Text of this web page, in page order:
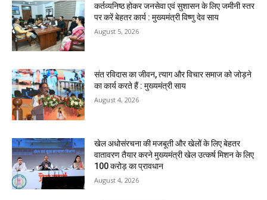
कर्तव्यनिष्ठ होकर जनसेवा एवं सुशासन के लिए जमीनी स्तर
पर करें बेहतर कार्य : मुख्यमंत्री विष्णु देव साय
August 5, 2026
संत रविदास का जीवन, त्याग और विचार समाज को जोड़ने
का कार्य करते हैं : मुख्यमंत्री साय
August 4, 2026
खेल अधोसंरचना की मजबूती और खेलों के लिए बेहतर
वातावरण तैयार करने मुख्यमंत्री खेल उत्कर्ष मिशन के लिए
100 करोड़ का प्रावधान
August 4, 2026